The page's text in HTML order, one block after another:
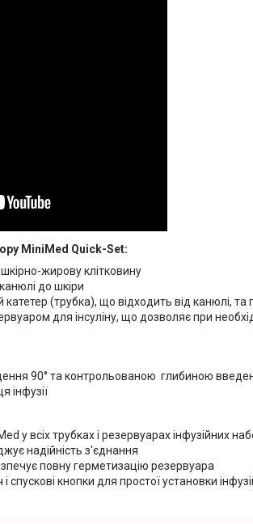
MiniMed Quick-Set:
жирову клітковину
до шкіри
(трубка), що відходить від канюлі, та
для інсуліну, що дозволяє при
90° та контрольованою глибиною
інфузії
у всіх трубках і резервуарах інфузійних
надійність з'єднання
повну герметизацію резервуара
спускові кнопки для простої установки